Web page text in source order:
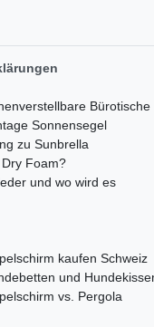
Bürotische
Sonnensegel
zu Sunbrella
Foam?
und wo wird es
kaufen Schweiz
und
vs. Pergola